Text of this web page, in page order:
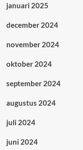
januari 2025
december 2024
november 2024
oktober 2024
september 2024
augustus 2024
juli 2024
juni 2024